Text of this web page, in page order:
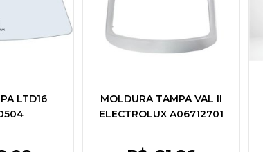
LTD16
MOLDURA TAMPA VAL II
ELECTROLUX A06712701